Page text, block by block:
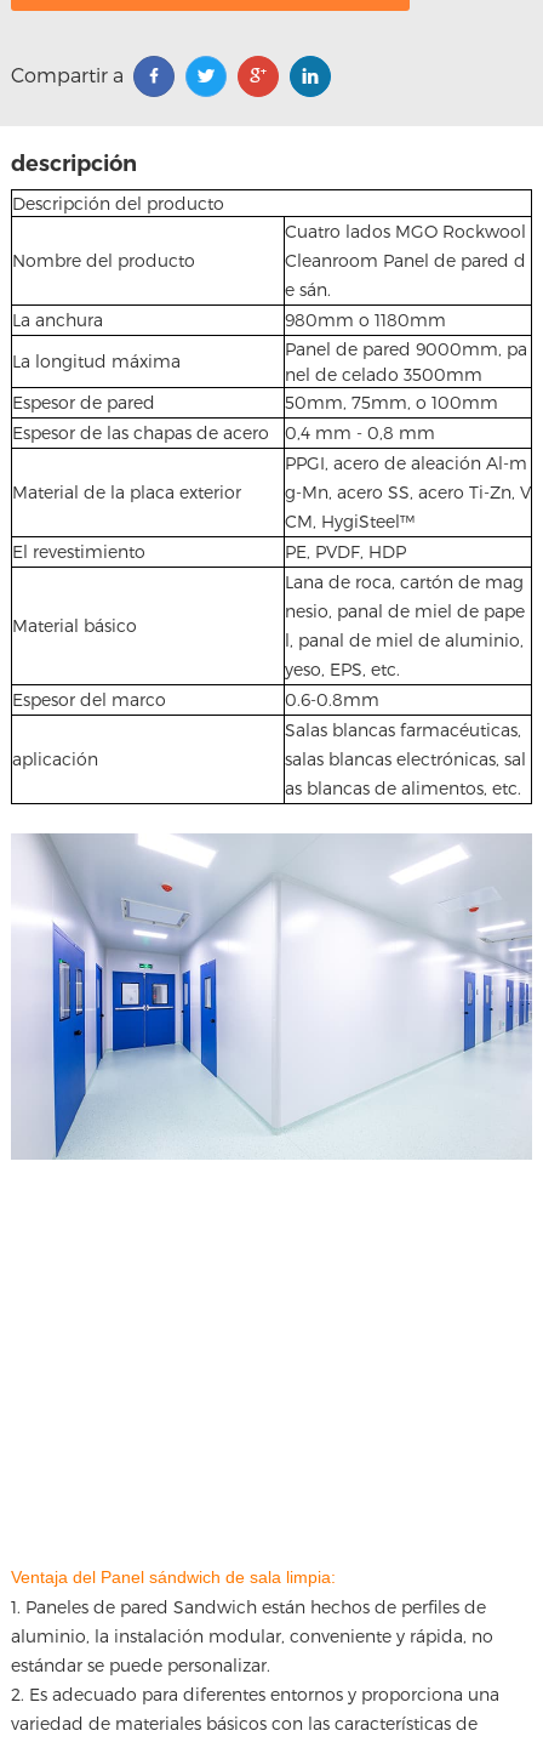
Compartir a
descripción
Descripción del producto
Nombre del producto
Cuatro lados MGO Rockwool
Cleanroom Panel de pared d
e sán.
La anchura
980mm o 1180mm
La longitud máxima
Panel de pared 9000mm, pa
nel de celado 3500mm
Espesor de pared
50mm, 75mm, o 100mm
Espesor de las chapas de acero
0,4 mm - 0,8 mm
Material de la placa exterior
PPGI, acero de aleación Al-m
g-Mn, acero SS, acero Ti-Zn, V
CM, HygiSteel™
El revestimiento
PE, PVDF, HDP
Material básico
Lana de roca, cartón de mag
nesio, panal de miel de pape
l, panal de miel de aluminio,
yeso, EPS, etc.
Espesor del marco
0.6-0.8mm
aplicación
Salas blancas farmacéuticas,
salas blancas electrónicas, sal
as blancas de alimentos, etc.
Ventaja del Panel sándwich de sala limpia:
1. Paneles de pared Sandwich están hechos de perfiles de
aluminio, la instalación modular, conveniente y rápida, no
estándar se puede personalizar.
2. Es adecuado para diferentes entornos y proporciona una
variedad de materiales básicos con las características de